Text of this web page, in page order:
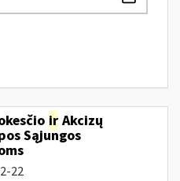
ir Akcizų
Sąjungos
22